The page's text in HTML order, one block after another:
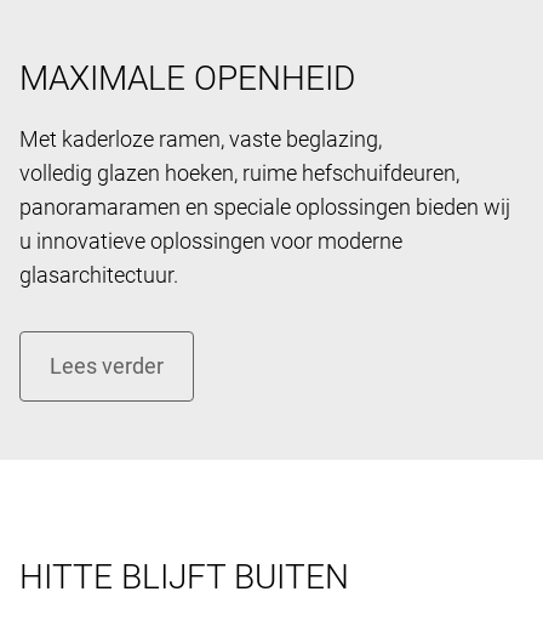
MAXIMALE OPENHEID
Met kaderloze ramen, vaste beglazing,
volledig glazen hoeken, ruime hefschuifdeuren,
panoramaramen en speciale oplossingen bieden wij
u innovatieve oplossingen voor moderne
glasarchitectuur.
HITTE BLIJFT BUITEN